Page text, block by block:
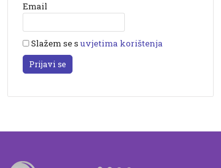
Email
Slažem se s uvjetima korištenja
Prijavi se